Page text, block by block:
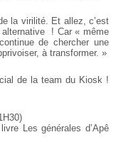
la virilité. Et allez, c’est
! Car « même
de chercher une
à transformer. »
de la team du Kiosk !
Les générales d’Apê